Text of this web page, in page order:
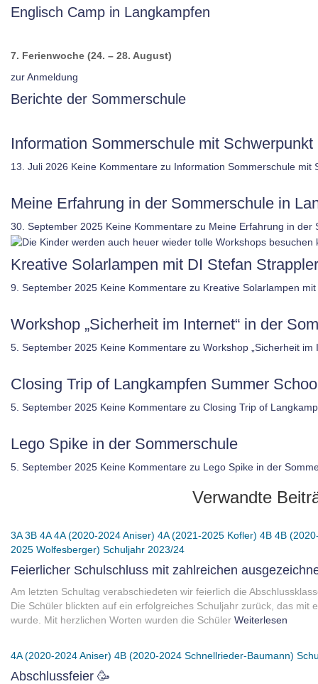
Englisch Camp in Langkampfen
7. Ferienwoche (24. – 28. August)
zur Anmeldung
Berichte der Sommerschule
Information Sommerschule mit
13. Juli 2026 Keine Kommentare zu Information Sommerschule
Meine Erfahrung in der Sommerschule in
30. September 2025 Keine Kommentare zu Meine Erfahrung in der
Kreative Solarlampen mit DI Stefan
9. September 2025 Keine Kommentare zu Kreative Solarlampen
Workshop „Sicherheit im Internet“ in der
5. September 2025 Keine Kommentare zu Workshop „Sicherheit
Closing Trip of Langkampfen Summer
5. September 2025 Keine Kommentare zu Closing Trip of
Lego Spike in der Sommerschule
5. September 2025 Keine Kommentare zu Lego Spike in der
Verwandte
3A 3B 4A 4A (2020-2024 Aniser) 4A (2021-2025 Kofler) 4B 4B
2025 Wolfesberger) Schuljahr 2023/24
Feierlicher Schulschluss mit zahlreichen
Am letzten Schultag verabschiedeten wir feierlich die
Die Schüler blickten auf ein erfolgreiches Schuljahr zurück, das mit
wurde. Mit herzlichen Worten wurden die Schüler Weiterlesen
4A (2020-2024 Aniser) 4B (2020-2024 Schnellrieder-Baumann)
Abschlussfeier 🥳